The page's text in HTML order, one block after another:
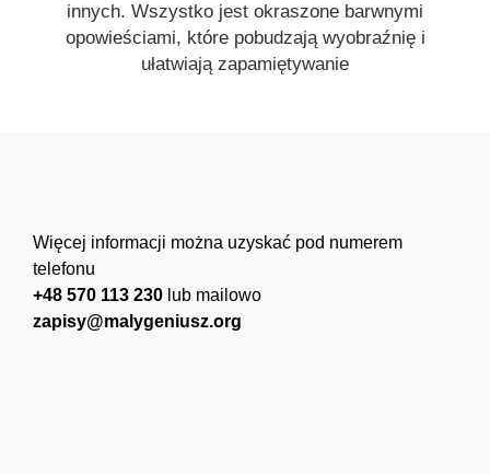
innych. Wszystko jest okraszone barwnymi
opowieściami, które pobudzają wyobraźnię i
ułatwiają zapamiętywanie
Więcej informacji można uzyskać pod numerem
telefonu
+48 570 113 230 lub mailowo
zapisy@malygeniusz.org